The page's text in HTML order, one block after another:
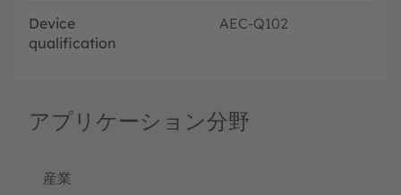
Device
qualification
AEC-Q102
アプリケーション分野
産業